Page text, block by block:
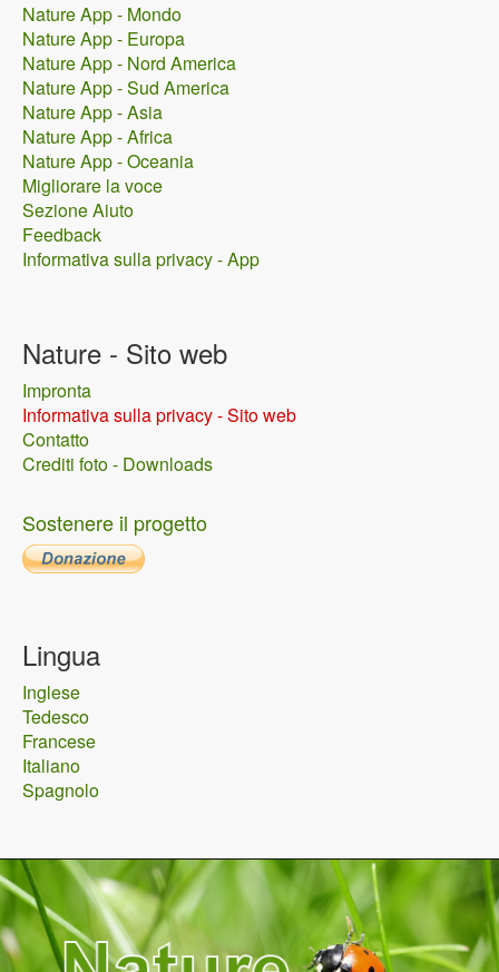
Nature App - Mondo
Nature App - Europa
Nature App - Nord America
Nature App - Sud America
Nature App - Asia
Nature App - Africa
Nature App - Oceania
Migliorare la voce
Sezione Aiuto
Feedback
Informativa sulla privacy - App
Nature - Sito web
Impronta
Informativa sulla privacy - Sito web
Contatto
Crediti foto - Downloads
Sostenere il progetto
Lingua
Inglese
Tedesco
Francese
Italiano
Spagnolo